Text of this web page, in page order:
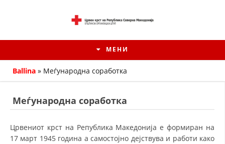
МЕНИ
Ballina » Меѓународна соработка
Меѓународна соработка
Црвениот крст на Република Македонија е формиран на
17 март 1945 година а самостојно дејствува и работи како